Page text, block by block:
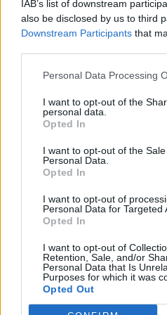
IAB’s list of downstream
also be disclosed by us to third
Downstream Participants that
Personal Data Processing
I want to opt-out of the
personal data.
Opted In
I want to opt-out of the
Personal Data.
Opted In
I want to opt-out of
Personal Data for Targeted
Opted In
I want to opt-out of
Retention, Sale, and/or
Personal Data that Is
Purposes for which it was
Opted Out
Alejandro Tabilo e pelo
Um dos momentos mais
também o regresso do suíço
integrado na digressão de
de três torneios do Grand
A edição de 2026 ficou
representação portuguesa
Faria, Henrique Rocha,
Pereira e Tiago Torres
cards após as entradas
protagonizaram as melhores
ambos alcançando os
um dos resultados mais
eliminar o chileno Alejandro
português
Publicado 20 horas atrás on
A cidade de Castelo Branco,
Portugal, acolhe, nos dias 4 e
de Cultura Contemporânea
a primeira edição da “Bienal
Ofícios”, iniciativa
Castelo Branco, através da
e integrada na programação
Perdição”, que decorrerá
A Bienal nasce na sequência
Branco na “Rede de Cidades
distinção atribuída em 31 de
categoria “Artesanato e Artes